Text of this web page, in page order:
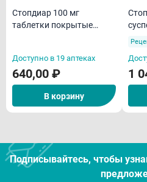
Стопдиар 100 мг
таблетки покрытые
Доступно в 19 аптеках
640,00 ₽
В корзину
1
Подписывайтесь, чтобы